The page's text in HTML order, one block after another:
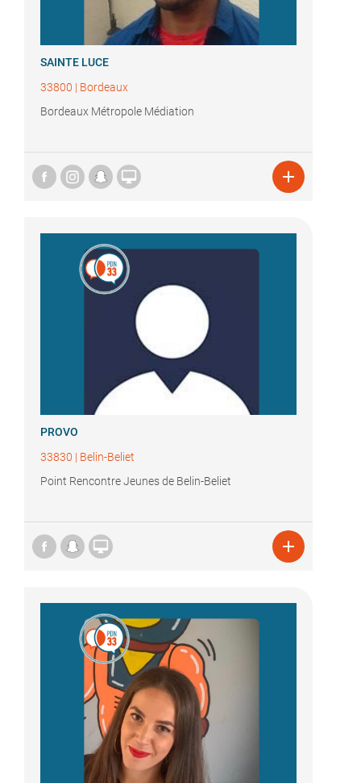
SAINTE LUCE
33800 | Bordeaux
Bordeaux Métropole Médiation
 
PROVO
33830 | Belin-Beliet
Point Rencontre Jeunes de Belin-Beliet
 